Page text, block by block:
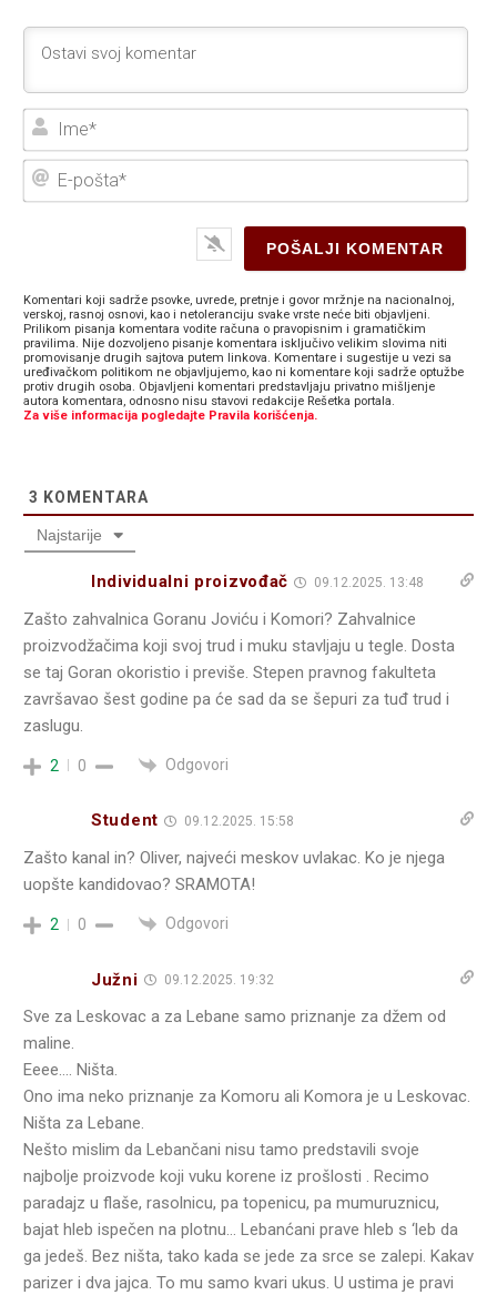
E-
Komentari koji sadrže psovke, uvrede, pretnje i govor mržnje na nacionalnoj,
verskoj, rasnoj osnovi, kao i netoleranciju svake vrste neće biti objavljeni.
Prilikom pisanja komentara vodite računa o pravopisnim i gramatičkim
pravilima. Nije dozvoljeno pisanje komentara isključivo velikim slovima niti
promovisanje drugih sajtova putem linkova. Komentare i sugestije u vezi sa
uređivačkom politikom ne objavljujemo, kao ni komentare koji sadrže optužbe
protiv drugih osoba. Objavljeni komentari predstavljaju privatno mišljenje
autora komentara, odnosno nisu stavovi redakcije Rešetka portala.
Za više informacija pogledajte Pravila korišćenja.
3 KOMENTARA
Najstarije
Individualni proizvođač 09.12.2025. 13:48
Zašto zahvalnica Goranu Joviću i Komori? Zahvalnice
proizvodžačima koji svoj trud i muku stavljaju u tegle. Dosta
se taj Goran okoristio i previše. Stepen pravnog fakulteta
završavao šest godine pa će sad da se šepuri za tuđ trud i
zaslugu.
2 0 Odgovori
Student 09.12.2025. 15:58
Zašto kanal in? Oliver, najveći meskov uvlakac. Ko je njega
uopšte kandidovao? SRAMOTA!
2 0 Odgovori
Južni 09.12.2025. 19:32
Sve za Leskovac a za Lebane samo priznanje za džem od
maline.
Eeee…. Ništa.
Ono ima neko priznanje za Komoru ali Komora je u Leskovac.
Ništa za Lebane.
Nešto mislim da Lebančani nisu tamo predstavili svoje
najbolje proizvode koji vuku korene iz prošlosti . Recimo
paradajz u flaše, rasolnicu, pa topenicu, pa mumuruznicu,
bajat hleb ispečen na plotnu… Lebanćani prave hleb s ‘leb da
ga jedeš. Bez ništa, tako kada se jede za srce se zalepi. Kakav
parizer i dva jajca. To mu samo kvari ukus. U ustima je pravi